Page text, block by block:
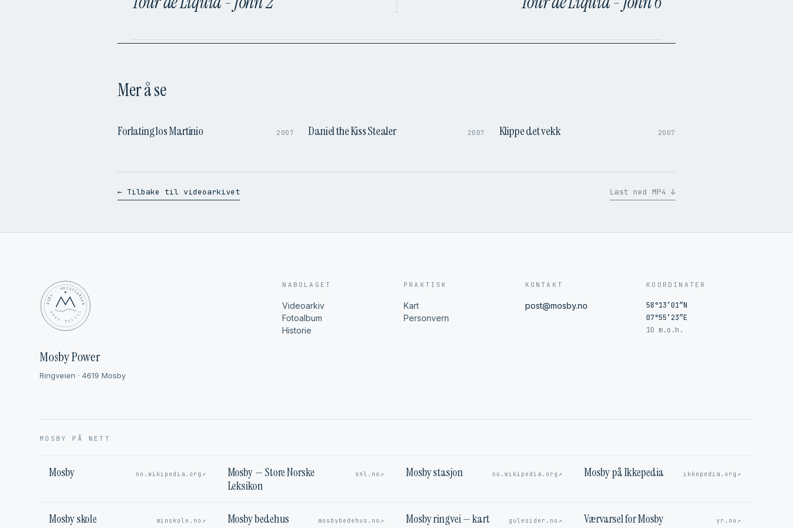
Mer å se
Forlating los Martinio 2007 Daniel the Kiss Stealer 2007 Klippe det vekk 2007
← Tilbake til videoarkivet Last ned MP4 ↓
MOSBY · KRISTIANSAND
✦ ANNO MDCCCL ✦
Mosby Power
Ringveien · 4619 Mosby
NABOLAGET
Videoarkiv
Fotoalbum
Historie
PRAKTISK
Kart
Personvern
KONTAKT
post@mosby.no
KOORDINATER
58°13′01″N
07°55′23″E
10 m.o.h.
MOSBY PÅ NETT
Mosby no.wikipedia.org ↗
Mosby — Store Norske
Leksikon
snl.no ↗ Mosby stasjon no.wikipedia.org ↗ Mosby på Ikkepedia ikkepedia.org ↗
Mosby skole minskole.no ↗ Mosby bedehus mosbybedehus.no ↗ Mosby ringvei — kart gulesider.no ↗ Værvarsel for Mosby yr.no ↗